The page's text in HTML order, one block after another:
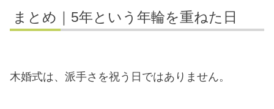
まとめ｜5年という年輪を重ねた日
木婚式は、派手さを祝う日ではありません。